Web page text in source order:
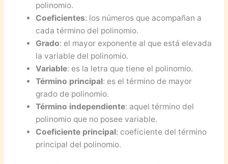
polinomio.
Coeficientes: los números que acompañan a
cada término del polinomio.
Grado: el mayor exponente al que está elevada
la variable del polinomio.
Variable: es la letra que tiene el polinomio.
Término principal: es el término de mayor
grado de polinomio.
Término independiente: aquel término del
polinomio que no posee variable.
Coeficiente principal: coeficiente del término
principal del polinomio.